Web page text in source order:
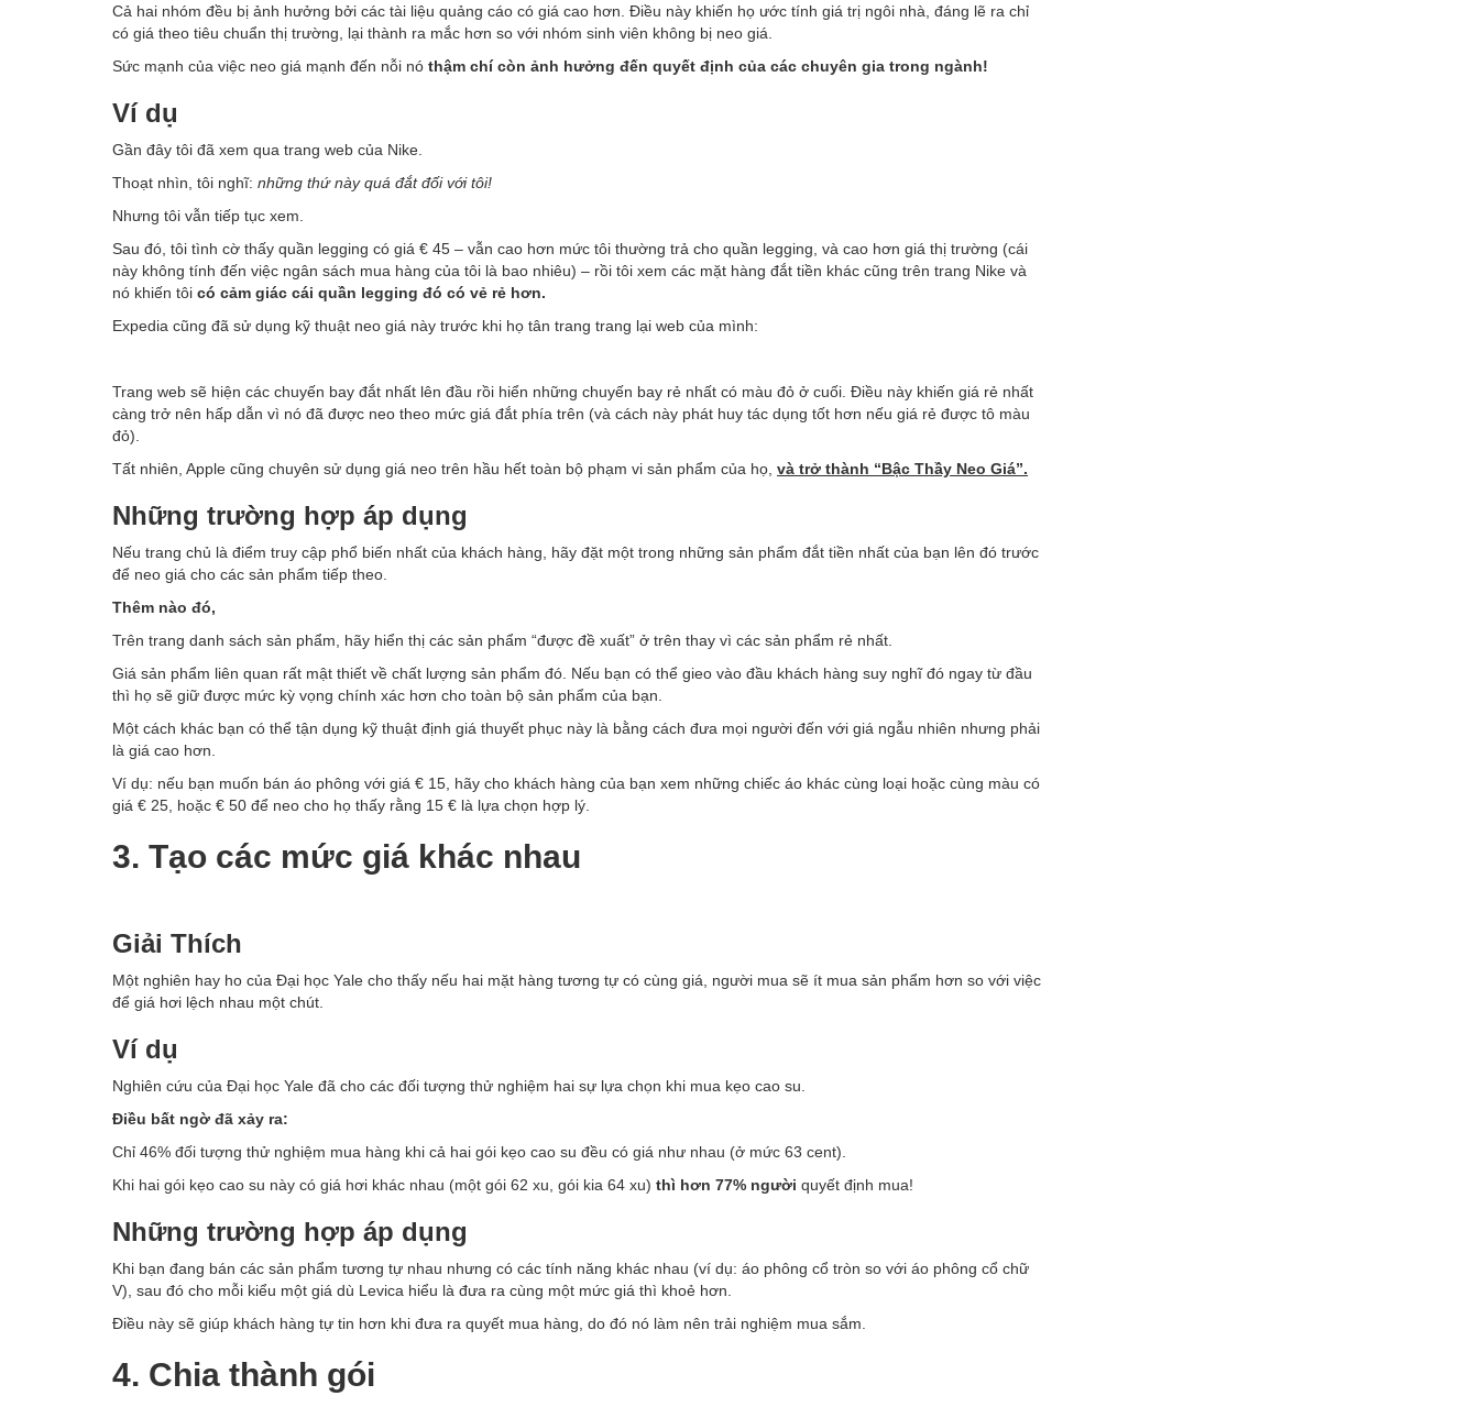
Cả hai nhóm đều bị ảnh hưởng bởi các tài liệu quảng cáo có giá cao hơn. Điều này khiến họ ước tính giá trị ngôi nhà, đáng lẽ ra chỉ
có giá theo tiêu chuẩn thị trường, lại thành ra mắc hơn so với nhóm sinh viên không bị neo giá.
Sức mạnh của việc neo giá mạnh đến nỗi nó thậm chí còn ảnh hưởng đến quyết định của các chuyên gia trong ngành!
Ví dụ
Gần đây tôi đã xem qua trang web của Nike.
Thoạt nhìn, tôi nghĩ: những thứ này quá đắt đối với tôi!
Nhưng tôi vẫn tiếp tục xem.
Sau đó, tôi tình cờ thấy quần legging có giá € 45 – vẫn cao hơn mức tôi thường trả cho quần legging, và cao hơn giá thị trường (cái
này không tính đến việc ngân sách mua hàng của tôi là bao nhiêu) – rồi tôi xem các mặt hàng đắt tiền khác cũng trên trang Nike và
nó khiến tôi có cảm giác cái quần legging đó có vẻ rẻ hơn.
Expedia cũng đã sử dụng kỹ thuật neo giá này trước khi họ tân trang trang lại web của mình:
Trang web sẽ hiện các chuyến bay đắt nhất lên đầu rồi hiển những chuyến bay rẻ nhất có màu đỏ ở cuối. Điều này khiến giá rẻ nhất
càng trở nên hấp dẫn vì nó đã được neo theo mức giá đắt phía trên (và cách này phát huy tác dụng tốt hơn nếu giá rẻ được tô màu
đỏ).
Tất nhiên, Apple cũng chuyên sử dụng giá neo trên hầu hết toàn bộ phạm vi sản phẩm của họ, và trở thành “Bậc Thầy Neo Giá”.
Những trường hợp áp dụng
Nếu trang chủ là điểm truy cập phổ biến nhất của khách hàng, hãy đặt một trong những sản phẩm đắt tiền nhất của bạn lên đó trước
để neo giá cho các sản phẩm tiếp theo.
Thêm nào đó,
Trên trang danh sách sản phẩm, hãy hiển thị các sản phẩm “được đề xuất” ở trên thay vì các sản phẩm rẻ nhất.
Giá sản phẩm liên quan rất mật thiết về chất lượng sản phẩm đó. Nếu bạn có thể gieo vào đầu khách hàng suy nghĩ đó ngay từ đầu
thì họ sẽ giữ được mức kỳ vọng chính xác hơn cho toàn bộ sản phẩm của bạn.
Một cách khác bạn có thể tận dụng kỹ thuật định giá thuyết phục này là bằng cách đưa mọi người đến với giá ngẫu nhiên nhưng phải
là giá cao hơn.
Ví dụ: nếu bạn muốn bán áo phông với giá € 15, hãy cho khách hàng của bạn xem những chiếc áo khác cùng loại hoặc cùng màu có
giá € 25, hoặc € 50 để neo cho họ thấy rằng 15 € là lựa chọn hợp lý.
3. Tạo các mức giá khác nhau
Giải Thích
Một nghiên hay ho của Đại học Yale cho thấy nếu hai mặt hàng tương tự có cùng giá, người mua sẽ ít mua sản phẩm hơn so với việc
để giá hơi lệch nhau một chút.
Ví dụ
Nghiên cứu của Đại học Yale đã cho các đối tượng thử nghiệm hai sự lựa chọn khi mua kẹo cao su.
Điều bất ngờ đã xảy ra:
Chỉ 46% đối tượng thử nghiệm mua hàng khi cả hai gói kẹo cao su đều có giá như nhau (ở mức 63 cent).
Khi hai gói kẹo cao su này có giá hơi khác nhau (một gói 62 xu, gói kia 64 xu) thì hơn 77% người quyết định mua!
Những trường hợp áp dụng
Khi bạn đang bán các sản phẩm tương tự nhau nhưng có các tính năng khác nhau (ví dụ: áo phông cổ tròn so với áo phông cổ chữ
V), sau đó cho mỗi kiểu một giá dù Levica hiểu là đưa ra cùng một mức giá thì khoẻ hơn.
Điều này sẽ giúp khách hàng tự tin hơn khi đưa ra quyết mua hàng, do đó nó làm nên trải nghiệm mua sắm.
4. Chia thành gói